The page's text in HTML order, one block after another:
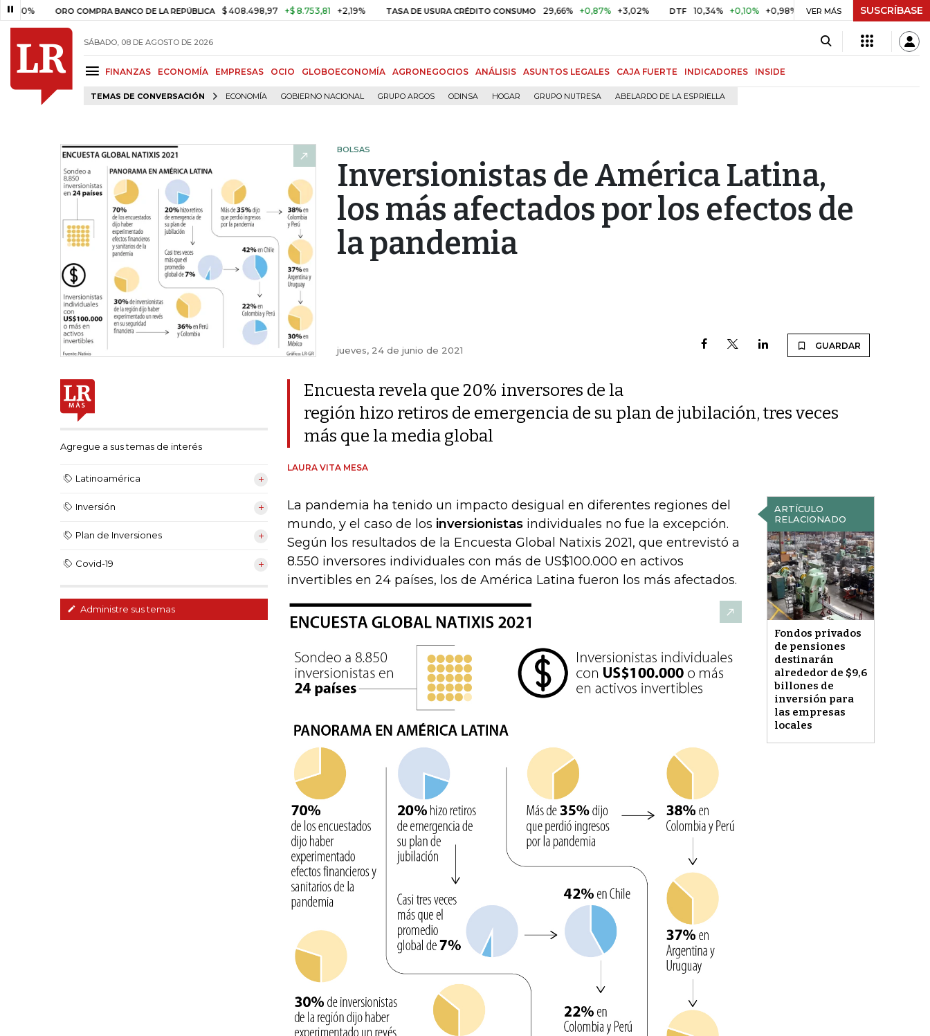
ORO COMPRA BANCO DE LA REPÚBLICA $ 408.498,97 +$ 8.753,81 +2,19% TASA DE USURA CRÉDITO CONSUMO 29,66% +0,87% +3,02% DTF 10,34% +0,10% +0,98% UVR $ 416,96 +$ 0,05 +0,01%
VER MÁS SUSCRÍBASE
SÁBADO, 08 DE AGOSTO DE 2026
FINANZAS ECONOMÍA EMPRESAS OCIO GLOBOECONOMÍA AGRONEGOCIOS ANÁLISIS ASUNTOS LEGALES CAJA FUERTE INDICADORES INSIDE
TEMAS DE CONVERSACIÓN ECONOMÍA GOBIERNO NACIONAL GRUPO ARGOS ODINSA HOGAR GRUPO NUTRESA ABELARDO DE LA ESPRIELLA
BOLSAS
Inversionistas de América Latina,
los más afectados por los efectos de
la pandemia
jueves, 24 de junio de 2021 GUARDAR
Agregue a sus temas de interés
Latinoamérica
Inversión
Plan de Inversiones
Covid-19
Administre sus temas
Encuesta revela que 20% inversores de la
región hizo retiros de emergencia de su plan de jubilación, tres veces
más que la media global
LAURA VITA MESA
ARTÍCULO
RELACIONADO
Fondos privados
de pensiones
destinarán
alrededor de $9,6
billones de
inversión para
las empresas
locales
La pandemia ha tenido un impacto desigual en diferentes regiones del
mundo, y el caso de los inversionistas individuales no fue la excepción.
Según los resultados de la Encuesta Global Natixis 2021, que entrevistó a
8.550 inversores individuales con más de US$100.000 en activos
invertibles en 24 países, los de América Latina fueron los más afectados.